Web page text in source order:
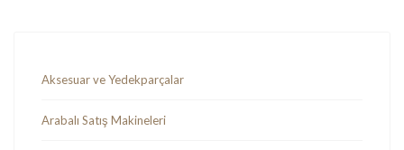
Aksesuar ve Yedekparçalar
Arabalı Satış Makineleri